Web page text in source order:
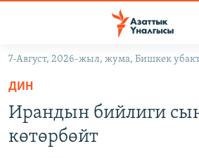
Навигацияга
өтүңүз
Издөөгө
салыңызКЫРГЫЗСТАН
ДҮЙНӨ
УКРАИНА
7-Август, 2026-жыл, жума, Бишкек
ДИН
Ирандын бийлиги
көтөрбөйт